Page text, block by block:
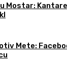
Mostar:
Mete: